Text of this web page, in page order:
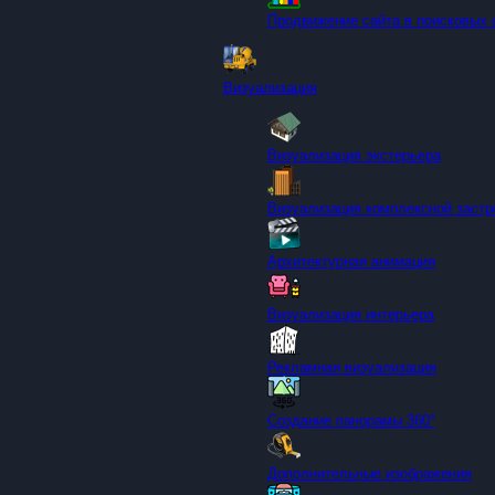
Продвижение сайта в поисковых
Визуализация
Визуализация экстерьера
Визуализация комплексной
Архитектурная анимация
Визуализация интерьера
Рекламная визуализация
Создание панорамы 360°
Дополнительные изображения